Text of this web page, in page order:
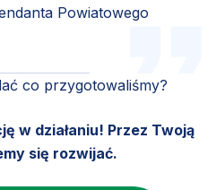
Powiatowego
co przygotowaliśmy?
w działaniu! Przez Twoją
się rozwijać.